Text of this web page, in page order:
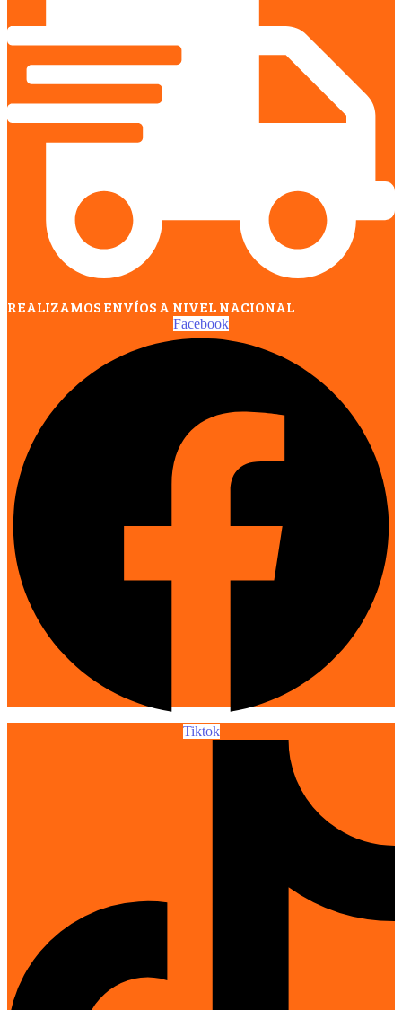
REALIZAMOS ENVÍOS A NIVEL NACIONAL
Facebook
Tiktok